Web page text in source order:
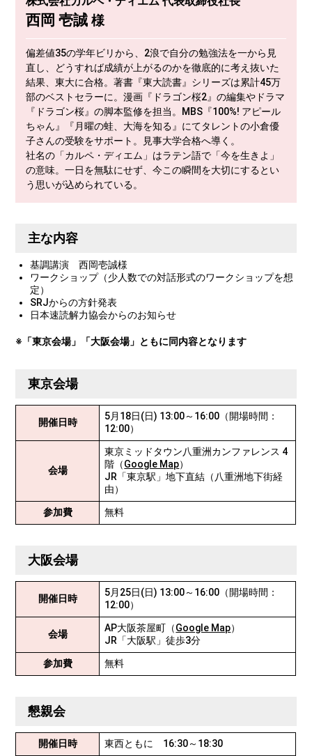
西岡 壱誠 様
偏差値35の学年ビリから、2浪で自分の勉強法を一から見
直し、どうすれば成績が上がるのかを徹底的に考え抜いた
結果、東大に合格。著書『東大読書』シリーズは累計45万
部のベストセラーに。漫画『ドラゴン桜2』の編集やドラマ
『ドラゴン桜』の脚本監修を担当。MBS『100%! アピール
ちゃん』『月曜の蛙、大海を知る』にてタレントの小倉優
子さんの受験をサポート。見事大学合格へ導く。
社名の「カルペ・ディエム」はラテン語で「今を生きよ」
の意味。一日を無駄にせず、今この瞬間を大切にするとい
う思いが込められている。
主な内容
基調講演 西岡壱誠様
ワークショップ（少人数での対話形式のワークショップを想
定）
SRJからの方針発表
日本速読解力協会からのお知らせ
※「東京会場」「大阪会場」ともに同内容となります
東京会場
開催日時
5月18日(日) 13:00～16:00（開場時間：
12:00）
会場
東京ミッドタウン八重洲カンファレンス 4
階（Google Map）
JR「東京駅」地下直結（八重洲地下街経
由）
参加費 無料
大阪会場
開催日時
5月25日(日) 13:00～16:00（開場時間：
12:00）
会場
AP大阪茶屋町（Google Map）
JR「大阪駅」徒歩3分
参加費 無料
懇親会
開催日時 東西ともに 16:30～18:30